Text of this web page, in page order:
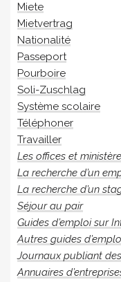
Miete
Mietvertrag
Nationalité
Passeport
Pourboire
Soli-Zuschlag
Système scolaire
Téléphoner
Travailler
Les offices et
La recherche d’un
La recherche d’un
Séjour au pair
Guides d’emploi sur
Autres guides
Journaux publiant
Annuaires